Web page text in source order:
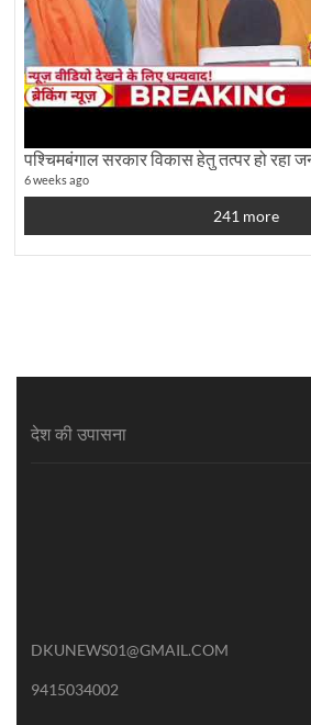
6 weeks ago
241 more
देश की उपासना
DKUNEWS01@GMAIL.COM
9415034002